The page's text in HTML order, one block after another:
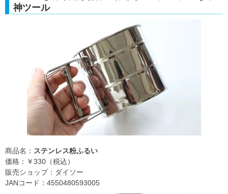
神ツール
商品名： ステンレス粉ふるい
価格：￥330（税込）
販売ショップ：ダイソー
JANコード：4550480593005